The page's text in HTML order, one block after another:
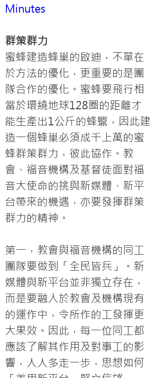
Minutes
群策群力
蜜蜂建造蜂巢的啟迪，不單在
於方法的優化，更重要的是團
隊合作的優化。蜜蜂要飛行相
當於環繞地球128圈的距離才
能生產出1公斤的蜂蠟，因此建
造一個蜂巢必須成千上萬的蜜
蜂群策群力，彼此協作。教
會、福音機構及基督徒面對福
音大使命的挑與新媒體、新平
台帶來的機遇，亦要發揮群策
群力的精神。
第一，教會與福音機構的同工
團隊要做到「全民皆兵」。新
媒體與新平台並非獨立存在，
而是要融入於教會及機構現有
的運作中，令所作的工發揮更
大果效。因此，每一位同工都
應該了解其作用及對事工的影
響，人人多走一步，思想如何